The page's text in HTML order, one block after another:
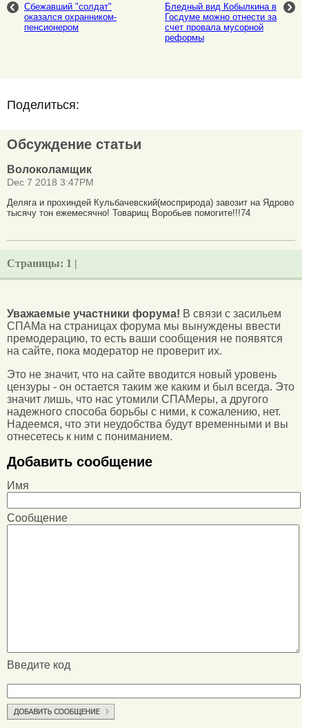
Сбежавший "солдат"
оказался охранником-
пенсионером
Бледный вид Кобылкина в
Госдуме можно отнести за
счет провала мусорной
реформы
Поделиться:
Обсуждение статьи
Волоколамщик
Dec 7 2018 3:47PM
Деляга и прохиндей Кульбачевский(мосприрода) завозит на Ядрово
тысячу тон ежемесячно! Товарищ Воробьев помогите!!!74
Страницы: 1 |
Уважаемые участники форума! В связи с засильем
СПАМа на страницах форума мы вынуждены ввести
премодерацию, то есть ваши сообщения не появятся
на сайте, пока модератор не проверит их.
Это не значит, что на сайте вводится новый уровень
цензуры - он остается таким же каким и был всегда. Это
значит лишь, что нас утомили СПАМеры, а другого
надежного способа борьбы с ними, к сожалению, нет.
Надеемся, что эти неудобства будут временными и вы
отнесетесь к ним с пониманием.
Добавить сообщение
Имя
Сообщение
Введите код